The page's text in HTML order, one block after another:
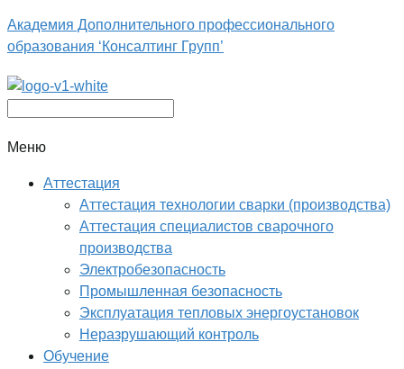
Академия Дополнительного профессионального
образования ‘Консалтинг Групп’
Меню
Аттестация
Аттестация технологии сварки (производства)
Аттестация специалистов сварочного
производства
Электробезопасность
Промышленная безопасность
Эксплуатация тепловых энергоустановок
Неразрушающий контроль
Обучение